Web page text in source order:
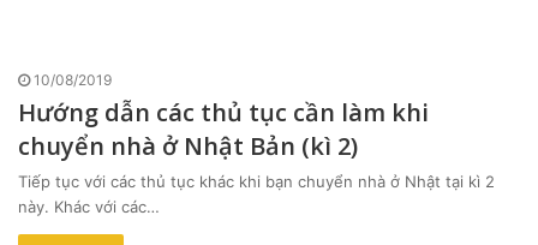
10/08/2019
Hướng dẫn các thủ tục cần làm khi
chuyển nhà ở Nhật Bản (kì 2)
Tiếp tục với các thủ tục khác khi bạn chuyển nhà ở Nhật tại kì 2
này. Khác với các…